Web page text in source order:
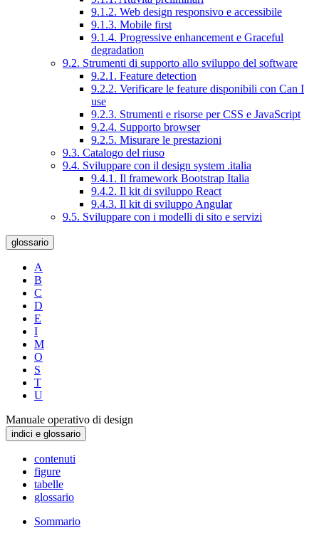
9.1.2. Web design responsivo e accessibile
9.1.3. Mobile first
9.1.4. Progressive enhancement e Graceful
degradation
9.2. Strumenti di supporto allo sviluppo del software
9.2.1. Feature detection
9.2.2. Verificare le feature disponibili con Can I
use
9.2.3. Strumenti e risorse per CSS e JavaScript
9.2.4. Supporto browser
9.2.5. Misurare le prestazioni
9.3. Catalogo del riuso
9.4. Sviluppare con il design system .italia
9.4.1. Il framework Bootstrap Italia
9.4.2. Il kit di sviluppo React
9.4.3. Il kit di sviluppo Angular
9.5. Sviluppare con i modelli di sito e servizi
glossario
A
B
C
D
E
I
M
O
S
T
U
Manuale operativo di design
indici e glossario
contenuti
figure
tabelle
glossario
Sommario